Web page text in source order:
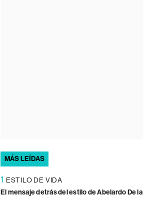
MÁS LEÍDAS
1 ESTILO DE VIDA
El mensaje detrás del estilo de Abelardo De la